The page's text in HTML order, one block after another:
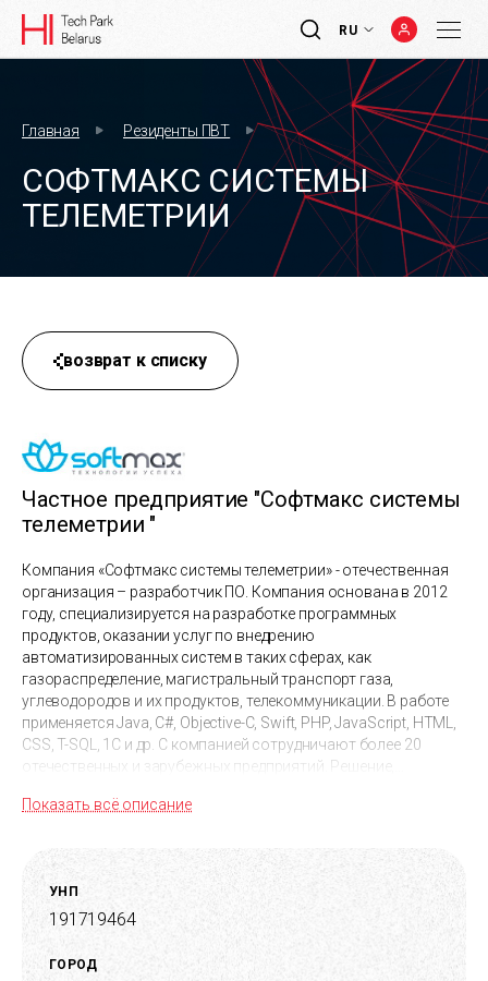
RU
Главная Резиденты ПВТ
СОФТМАКС СИСТЕМЫ
ТЕЛЕМЕТРИИ
Частное предприятие "Софтмакс системы
телеметрии "
Компания «Софтмакс системы телеметрии» - отечественная
организация – разработчик ПО. Компания основана в 2012
году, специализируется на разработке программных
продуктов, оказании услуг по внедрению
автоматизированных систем в таких сферах, как
газораспределение, магистральный транспорт газа,
углеводородов и их продуктов, телекоммуникации. В работе
применяется Java, C#, Objective-C, Swift, PHP, JavaScript, HTML,
CSS, T-SQL, 1C и др. С компанией сотрудничают более 20
отечественных и зарубежных предприятий. Решение,
"1С:Проект года 2021" в номинации "Лучший проект в
на платформе 1С:Предприятие".
Показать всё описание
возврат к списку
УНП
191719464
ГОРОД